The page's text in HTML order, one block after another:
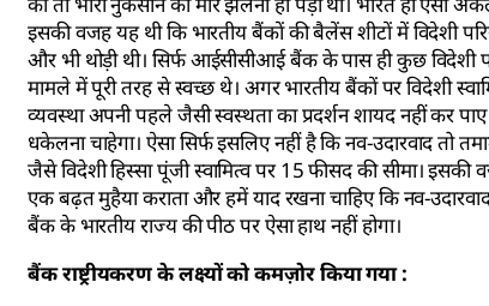
इसकी वजह यह थी कि भारतीय बैंकों की बैलेंस शीटों में विदेशी
और भी थोड़ी थी। सिर्फ आईसीसीआई बैंक के पास ही कुछ विदेशी
मामले में पूरी तरह से स्वच्छ थे। अगर भारतीय बैंकों पर विदेशी
व्यवस्था अपनी पहले जैसी स्वस्थता का प्रदर्शन शायद नहीं कर
धकेलना चाहेगा। ऐसा सिर्फ इसलिए नहीं है कि नव-उदारवाद तो
जैसे विदेशी हिस्सा पूंजी स्वामित्व पर 15 फीसद की सीमा। इसकी
एक बढ़त मुहैया कराता और हमें याद रखना चाहिए कि नव-
बैंक के भारतीय राज्य की पीठ पर ऐसा हाथ नहीं होगा।
बैंक राष्ट्रीयकरण के लक्ष्यों को कमज़ोर किया गया :